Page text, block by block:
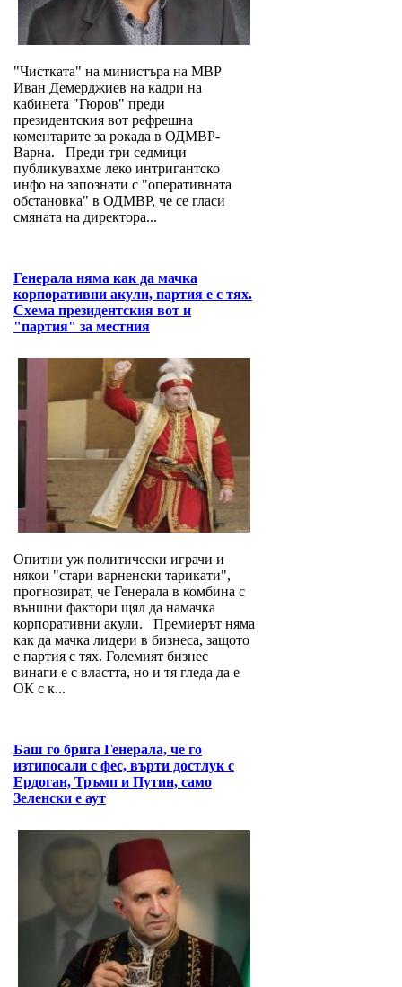
"Чистката" на министъра на МВР
Иван Демерджиев на кадри на
кабинета "Гюров" преди
президентския вот рефрешна
коментарите за рокада в ОДМВР-
Варна. Преди три седмици
публикувахме леко интригантско
инфо на запознати с "оперативната
обстановка" в ОДМВР, че се гласи
смяната на директора...
Генерала няма как да мачка
корпоративни акули, партия е с тях.
Схема президентския вот и
"партия" за местния
Опитни уж политически играчи и
някои "стари варненски тарикати",
прогнозират, че Генерала в комбина с
външни фактори щял да намачка
корпоративни акули. Премиерът няма
как да мачка лидери в бизнеса, защото
е партия с тях. Големият бизнес
винаги е с властта, но и тя гледа да е
ОК с к...
Баш го брига Генерала, че го
изтипосали с фес, върти достлук с
Ердоган, Тръмп и Путин, само
Зеленски е аут